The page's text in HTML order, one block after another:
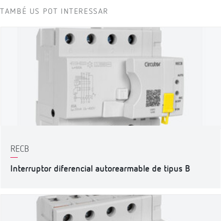
TAMBÉ US POT INTERESSAR
RECB
Interruptor diferencial autorearmable de tipus B